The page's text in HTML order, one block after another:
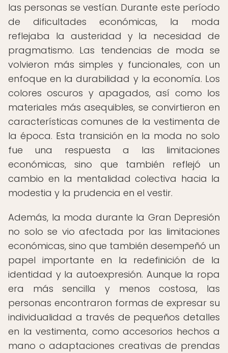
las personas se vestían. Durante este período
de dificultades económicas, la moda
reflejaba la austeridad y la necesidad de
pragmatismo. Las tendencias de moda se
volvieron más simples y funcionales, con un
enfoque en la durabilidad y la economía. Los
colores oscuros y apagados, así como los
materiales más asequibles, se convirtieron en
características comunes de la vestimenta de
la época. Esta transición en la moda no solo
fue una respuesta a las limitaciones
económicas, sino que también reflejó un
cambio en la mentalidad colectiva hacia la
modestia y la prudencia en el vestir.
Además, la moda durante la Gran Depresión
no solo se vio afectada por las limitaciones
económicas, sino que también desempeñó un
papel importante en la redefinición de la
identidad y la autoexpresión. Aunque la ropa
era más sencilla y menos costosa, las
personas encontraron formas de expresar su
individualidad a través de pequeños detalles
en la vestimenta, como accesorios hechos a
mano o adaptaciones creativas de prendas